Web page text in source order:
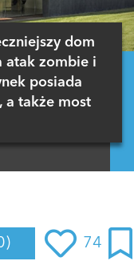
dom
atak zombie i
posiada
a także most
74